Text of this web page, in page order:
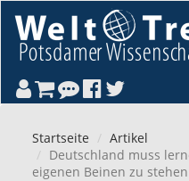
Startseite
Artikel
Deutschland muss
eigenen Beinen zu stehen